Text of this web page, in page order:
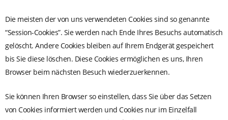
Die meisten der von uns verwendeten Cookies sind so genannte
“Session-Cookies”. Sie werden nach Ende Ihres Besuchs automatisch
gelöscht. Andere Cookies bleiben auf Ihrem Endgerät gespeichert
bis Sie diese löschen. Diese Cookies ermöglichen es uns, Ihren
Browser beim nächsten Besuch wiederzuerkennen.
Sie können Ihren Browser so einstellen, dass Sie über das Setzen
von Cookies informiert werden und Cookies nur im Einzelfall